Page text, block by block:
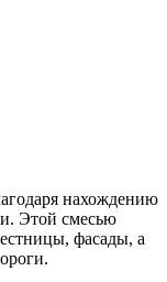
нахождению
Этой смесью
фасады, а